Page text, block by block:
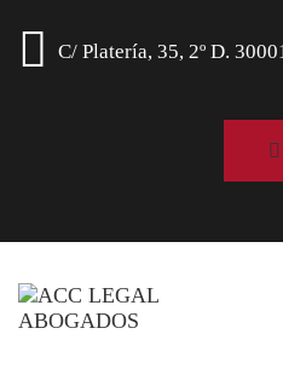
C/ Platería, 35, 2º D.